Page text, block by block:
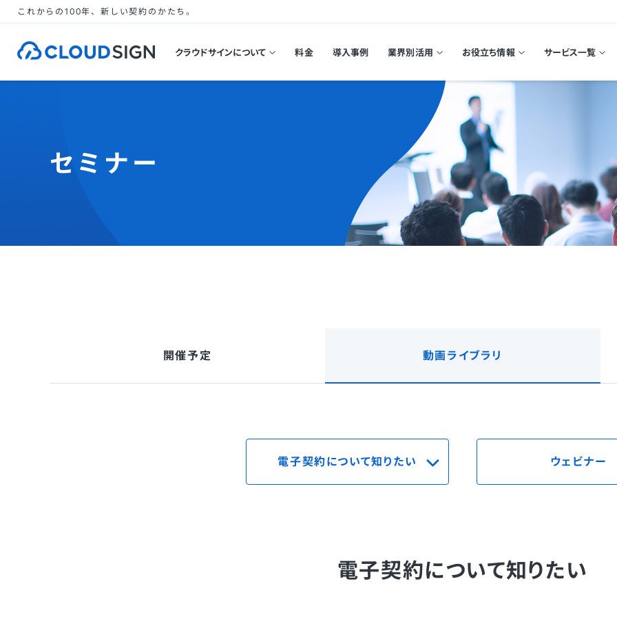
これからの100年、新しい契約のかたち。
クラウドサインについて 料金 導入事例 業界別活用 お役立ち情報 サービス一覧
セミナー
開催予定 動画ライブラリ
電子契約について知りたい ウェビナー
電子契約について知りたい